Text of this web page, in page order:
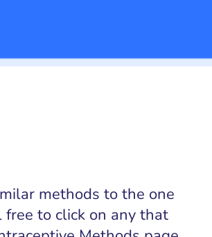
methods to the one
to click on any that